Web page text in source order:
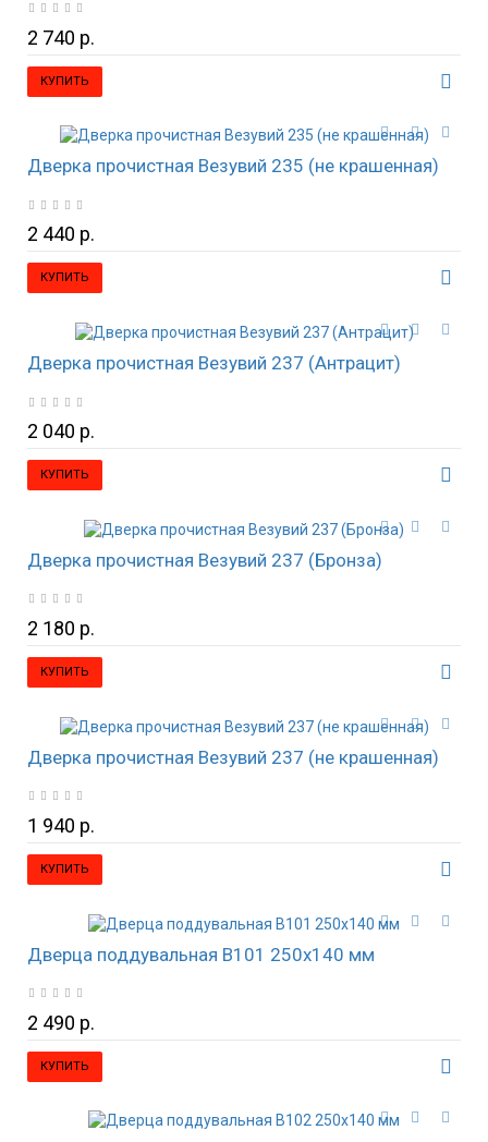
2 740 р.
КУПИТЬ
Дверка прочистная Везувий 235 (не крашенная)
2 440 р.
КУПИТЬ
Дверка прочистная Везувий 237 (Антрацит)
2 040 р.
КУПИТЬ
Дверка прочистная Везувий 237 (Бронза)
2 180 р.
КУПИТЬ
Дверка прочистная Везувий 237 (не крашенная)
1 940 р.
КУПИТЬ
Дверца поддувальная B101 250х140 мм
2 490 р.
КУПИТЬ